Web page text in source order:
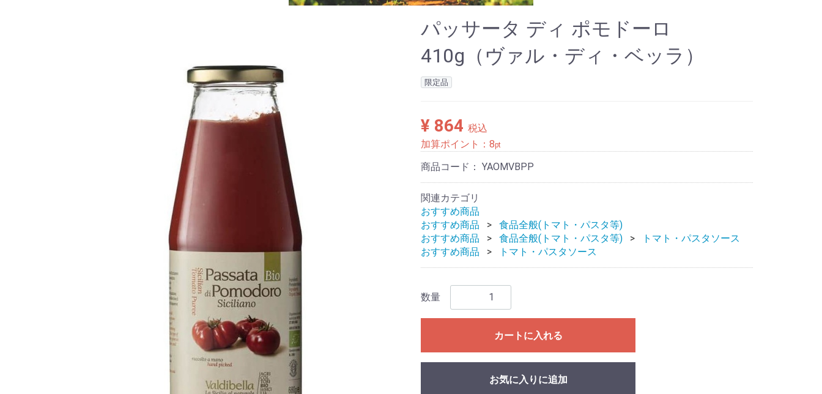
パッサータ ディ ポモドーロ
410g（ヴァル・ディ・ベッラ）
限定品
¥ 864 税込
加算ポイント： 8pt
商品コード： YAOMVBPP
関連カテゴリ
おすすめ商品
おすすめ商品
食品全般(トマト・パスタ等)
おすすめ商品
食品全般(トマト・パスタ等)
トマト・パスタソース
おすすめ商品
トマト・パスタソース
数量
カートに入れる
お気に入りに追加